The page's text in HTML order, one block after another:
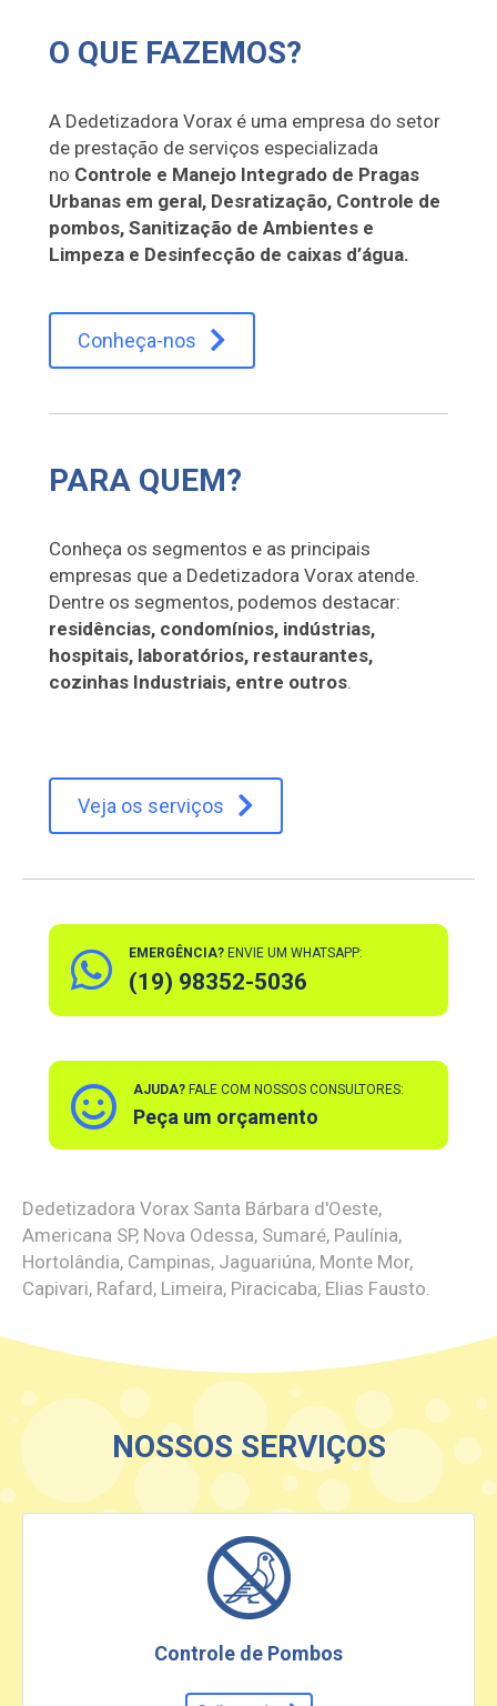
O QUE FAZEMOS?
A Dedetizadora Vorax é uma empresa do setor
de prestação de serviços especializada
no Controle e Manejo Integrado de Pragas
Urbanas em geral, Desratização, Controle de
pombos, Sanitização de Ambientes e
Limpeza e Desinfecção de caixas d’água.
Conheça-nos
PARA QUEM?
Conheça os segmentos e as principais
empresas que a Dedetizadora Vorax atende.
Dentre os segmentos, podemos destacar:
residências, condomínios, indústrias,
hospitais, laboratórios, restaurantes,
cozinhas Industriais, entre outros.
Veja os serviços
EMERGÊNCIA? ENVIE UM WHATSAPP:
(19) 98352-5036
AJUDA? FALE COM NOSSOS CONSULTORES:
Peça um orçamento
Dedetizadora Vorax Santa Bárbara d'Oeste,
Americana SP, Nova Odessa, Sumaré, Paulínia,
Hortolândia, Campinas, Jaguariúna, Monte Mor,
Capivari, Rafard, Limeira, Piracicaba, Elias Fausto.
NOSSOS SERVIÇOS
Controle de Pombos